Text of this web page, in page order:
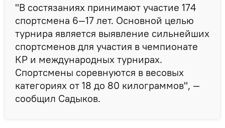
"В состязаниях принимают участие 174
спортсмена 6—17 лет. Основной целью
турнира является выявление сильнейших
спортсменов для участия в чемпионате
КР и международных турнирах.
Спортсмены соревнуются в весовых
категориях от 18 до 80 килограммов", —
сообщил Садыков.